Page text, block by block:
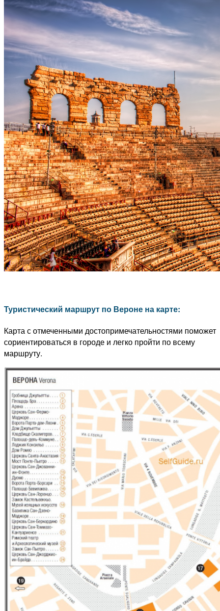
Туристический маршрут по Вероне на карте:
Карта с отмеченными достопримечательностями поможет
сориентироваться в городе и легко пройти по всему
маршруту.